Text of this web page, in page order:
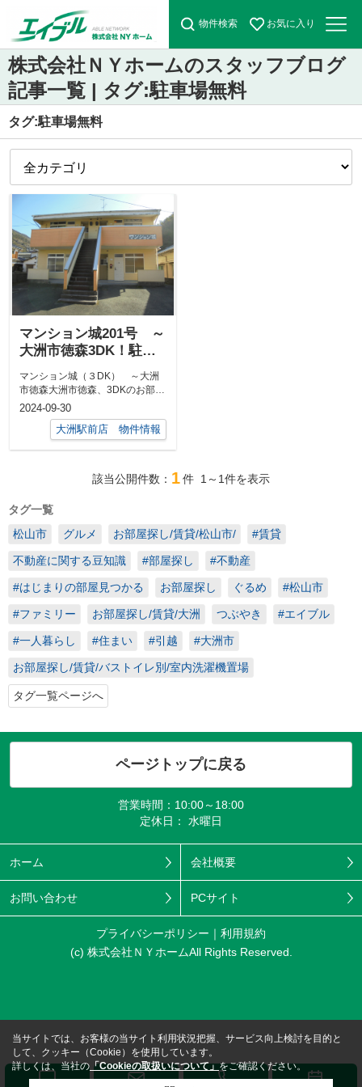
物件検索 お気に入り
株式会社ＮＹホームのスタッフブログ
記事一覧 | タグ:駐車場無料
タグ:駐車場無料
マンション城201号 ～
大洲市徳森3DK！駐車
マンション城（３DK） ～大洲
市徳森大洲市徳森、3DKのお部屋
をご紹介します！3DKの広さがあ
って、...
2024-09-30
大洲駅前店 物件情報
該当公開件数： 1件 1～1件を表示
タグ一覧
松山市
グルメ お部屋探し/賃貸/松山市/ #賃貸
不動産に関する豆知識 #部屋探し #不動産
#はじまりの部屋見つかる お部屋探し ぐるめ #松山市
#ファミリー お部屋探し/賃貸/大洲 つぶやき #エイブル
#一人暮らし #住まい #引越 #大洲市
お部屋探し/賃貸/バストイレ別/室内洗濯機置場
タグ一覧ページへ
ページトップに戻る
営業時間：10:00～18:00
定休日： 水曜日
ホーム 会社概要
お問い合わせ PCサイト
プライバシーポリシー
利用規約
(c) 株式会社ＮＹホームAll Rights Reserved.
当サイトでは、お客様の当サイト利用状況把握、サービス向上検討を目的と
して、クッキー（Cookie）を使用しています。
詳しくは、当社の 「Cookieの取扱いについて」をご確認ください。